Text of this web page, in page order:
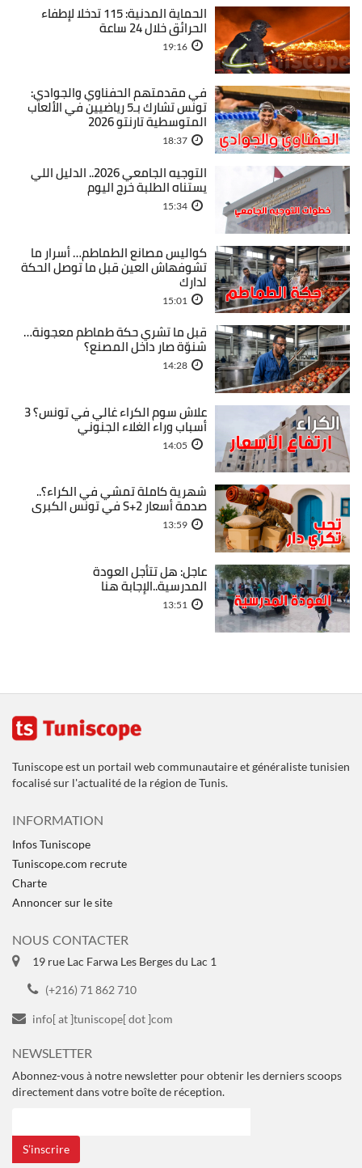
الحماية المدنية: 115 تدخلا لإطفاء
الحرائق خلال 24 ساعة
19:16
في مقدمتهم الحفناوي والجوادي:
تونس تشارك بـ5 رياضيين في الألعاب
المتوسطية تارنتو 2026
18:37
التوجيه الجامعي 2026.. الدليل اللي
يستناه الطلبة خرج اليوم
15:34
كواليس مصانع الطماطم… أسرار ما
تشوفهاش العين قبل ما توصل الحكة
لدارك
15:01
قبل ما تشري حكة طماطم معجونة…
شنوّة صار داخل المصنع؟
14:28
علاش سوم الكراء غالي في تونس؟ 3
أسباب وراء الغلاء الجنوني
14:05
شهرية كاملة تمشي في الكراء؟..
صدمة أسعار S+2 في تونس الكبرى
13:59
عاجل: هل تتأجل العودة
المدرسية..الإجابة هنا
13:51
Tuniscope est un portail web communautaire et généraliste tunisien
focalisé sur l'actualité de la région de Tunis.
INFORMATION
Infos Tuniscope
Tuniscope.com recrute
Charte
Annoncer sur le site
NOUS CONTACTER
19 rue Lac Farwa Les Berges du Lac 1
(+216) 71 862 710
info[ at ]tuniscope[ dot ]com
NEWSLETTER
Abonnez-vous à notre newsletter pour obtenir les derniers scoops
directement dans votre boîte de réception.
S’inscrire